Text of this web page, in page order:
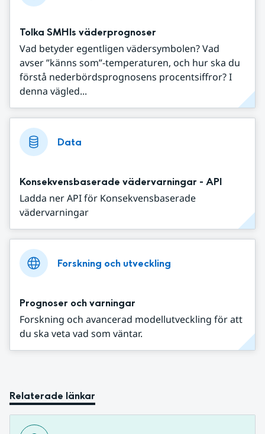
Tolka SMHIs väderprognoser
Vad betyder egentligen vädersymbolen? Vad
avser ”känns som”-temperaturen, och hur ska du
förstå nederbördsprognosens procentsiffror? I
denna vägled...
Data
Konsekvensbaserade vädervarningar - API
Ladda ner API för Konsekvensbaserade
vädervarningar
Forskning och utveckling
Prognoser och varningar
Forskning och avancerad modellutveckling för att
du ska veta vad som väntar.
Relaterade länkar